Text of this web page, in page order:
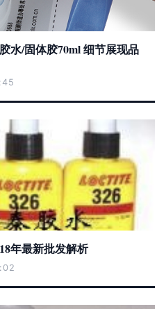
水/固体胶70ml 细节展现品
年最新批发解析